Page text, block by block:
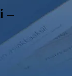
–